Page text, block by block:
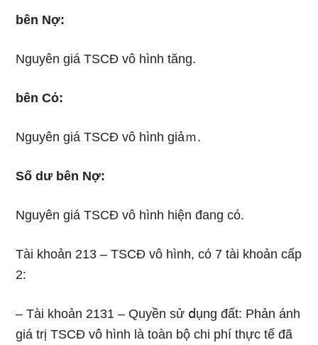
bên Nợ:
Nguyên giá TSCĐ vô hình tăng.
bên Cό:
Nguyên giá TSCĐ vô hình giảｍ.
Số dư bên Nợ:
Nguyên giá TSCĐ vô hình hiện đang có.
Tài khoản 213 – TSCĐ vô hình, cό 7 tài khoản cấp
2:
– Tài khoản 2131 – Quyền sử ⅾụng đất: Phản ánh
giá trị TSCĐ vô hình Ɩà toàn bộ chi phí thực tế đã